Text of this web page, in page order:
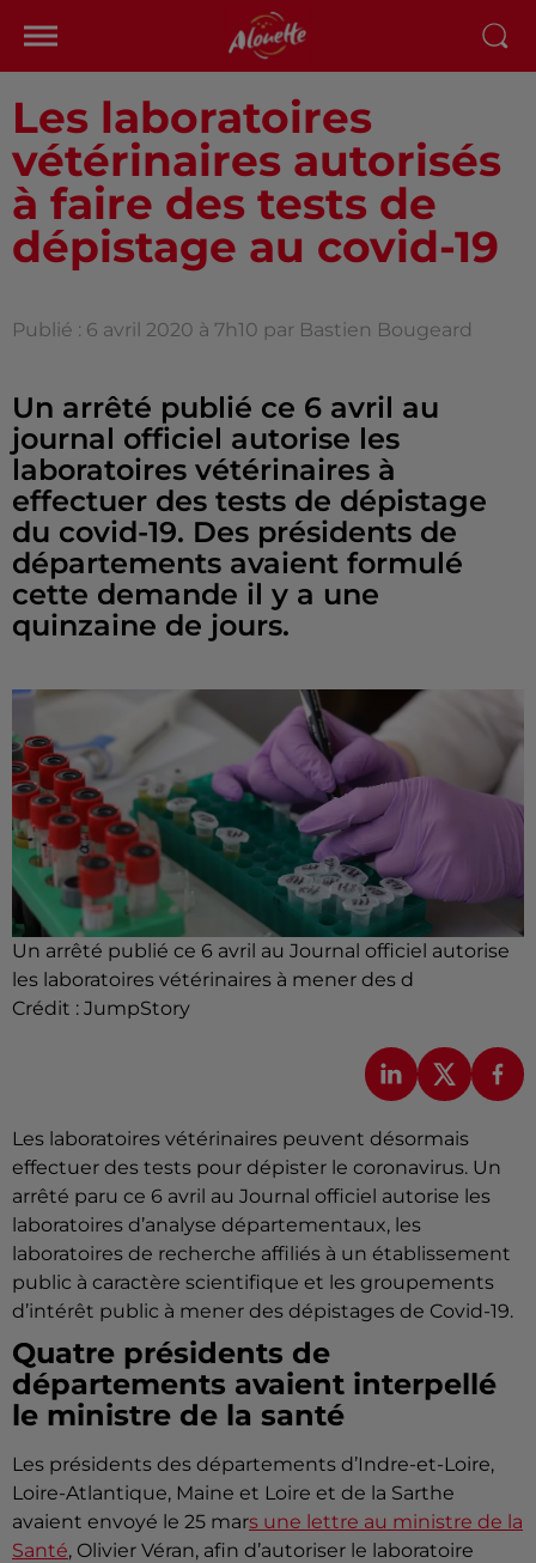
Les laboratoires
vétérinaires autorisés
à faire des tests de
dépistage au covid-19
Publié : 6 avril 2020 à 7h10 par Bastien Bougeard
Un arrêté publié ce 6 avril au
journal officiel autorise les
laboratoires vétérinaires à
effectuer des tests de dépistage
du covid-19. Des présidents de
départements avaient formulé
cette demande il y a une
quinzaine de jours.
Un arrêté publié ce 6 avril au Journal officiel autorise
les laboratoires vétérinaires à mener des d
Crédit : JumpStory
Les laboratoires vétérinaires peuvent désormais
effectuer des tests pour dépister le coronavirus. Un
arrêté paru ce 6 avril au Journal officiel autorise les
laboratoires d’analyse départementaux, les
laboratoires de recherche affiliés à un établissement
public à caractère scientifique et les groupements
d’intérêt public à mener des dépistages de Covid-19.
Quatre présidents de
départements avaient interpellé
le ministre de la santé
Les présidents des départements d’Indre-et-Loire,
Loire-Atlantique, Maine et Loire et de la Sarthe
avaient envoyé le 25 mars une lettre au ministre de la
Santé, Olivier Véran, afin d’autoriser le laboratoire